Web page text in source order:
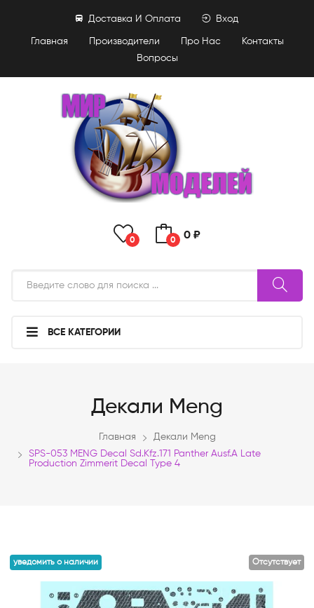
Главная Производители Про Нас
Контакты
Вопросы
Доставка И Оплата Вход
0 0 0 ₽
ВСЕ КАТЕГОРИИ
Декали Meng
Главная
Декали Meng
SPS-053 MENG Decal Sd.Kfz.171 Panther Ausf.A Late
Production Zimmerit Decal Type 4
Отсутствует
уведомить о наличии